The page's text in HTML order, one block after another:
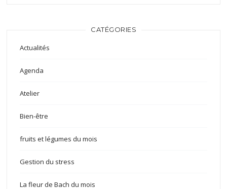
CATÉGORIES
Actualités
Agenda
Atelier
Bien-être
fruits et légumes du mois
Gestion du stress
La fleur de Bach du mois